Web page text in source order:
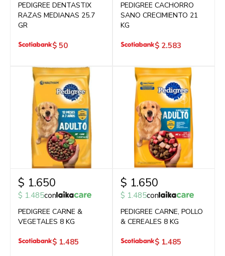
PEDIGREE DENTASTIX
RAZAS MEDIANAS 25.7
GR
$ 50
PEDIGREE CACHORRO
SANO CRECIMIENTO 21
KG
$ 2.583
$ 1.650
$ 1.485con
PEDIGREE CARNE &
VEGETALES 8 KG
$ 1.485
$ 1.650
$ 1.485con
PEDIGREE CARNE, POLLO
& CEREALES 8 KG
$ 1.485